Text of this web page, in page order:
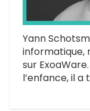
Yann
informatique,
sur
l’enfance, il a